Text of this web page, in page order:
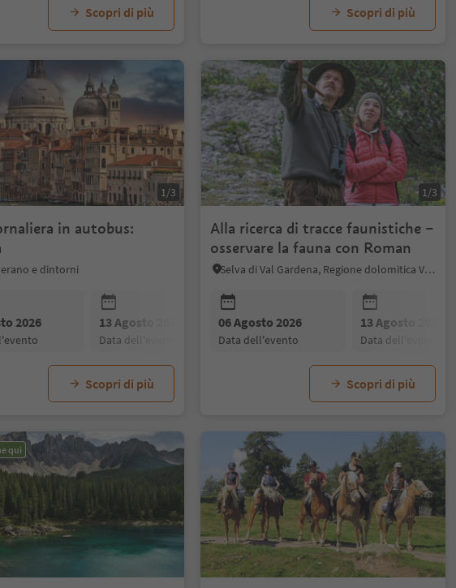
Scopri di più Scopri di più
1/3
in autobus:
e dintorni
2026 13 Agosto 2026
data dell'evento
20 Agosto 2026
data dell'evento
27 Agosto
data dell'evento
Scopri di più
1/3
Alla ricerca di tracce faunistiche –
osservare la fauna con Roman
Selva di Val Gardena, Regione dolomitica Val Gardena
06 Agosto 2026
data dell'evento
13 Agosto 2026
data dell'evento
Scopri di più
qui